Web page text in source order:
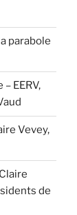
parabole
EERV,
Vevey,
de